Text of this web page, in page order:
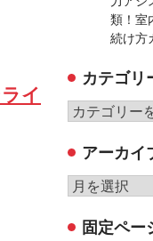
イ
類！室
続け方
カテゴリ
カ
ゴ
リ
ー
アーカイ
ア
カ 固定ペー